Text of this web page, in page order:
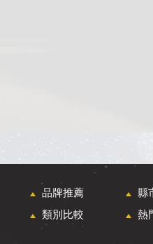
品牌推薦 縣
類別比較 熱